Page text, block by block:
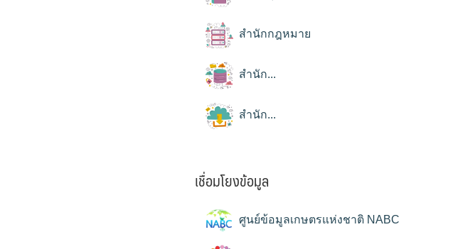
สำนักกฎหมาย
สำนัก...
สำนัก...
เชื่อมโยงข้อมูล
ศูนย์ข้อมูลเกษตรแห่งชาติ NABC